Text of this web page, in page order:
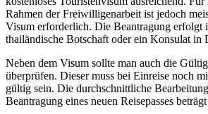
Rahmen der Freiwilligenarbeit ist jedoch
Visum erforderlich. Die Beantragung erfolgt
thailändische Botschaft oder ein Konsulat in
Neben dem Visum sollte man auch die
überprüfen. Dieser muss bei Einreise noch
gültig sein. Die durchschnittliche
Beantragung eines neuen Reisepasses